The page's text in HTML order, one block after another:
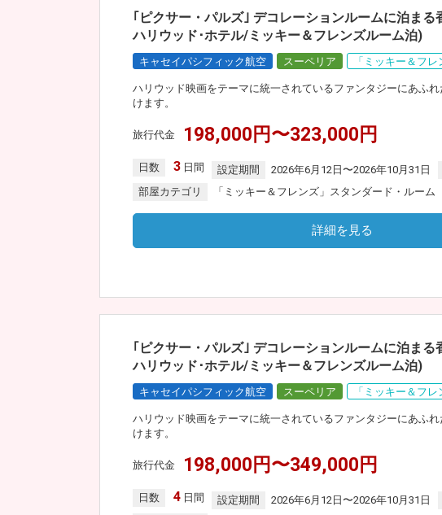
｢ピクサー・パルズ｣ デコレーションルームに泊ま
ハリウッド･ホテル/ミッキー＆フレンズルーム泊)
キャセイパシフィック航空 スーペリア 「ミッキー＆フ
ハリウッド映画をテーマに統一されているファンタジーにあふ
けます。
旅行代金 198,000円〜323,000円
日数 3 日間 設定期間 2026年6月12日〜2026年10月31日
部屋カテゴリ
「ミッキー＆フレンズ」スタンダード・ルーム
詳細を見る
｢ピクサー・パルズ｣ デコレーションルームに泊ま
ハリウッド･ホテル/ミッキー＆フレンズルーム泊)
キャセイパシフィック航空 スーペリア 「ミッキー＆フ
ハリウッド映画をテーマに統一されているファンタジーにあふ
けます。
旅行代金 198,000円〜349,000円
日数 4 日間 設定期間 2026年6月12日〜2026年10月31日